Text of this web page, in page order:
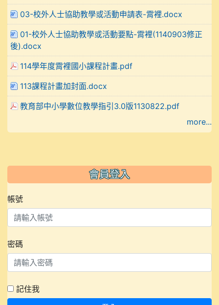
03-校外人士協助教學或活動申請表-霄裡.docx
01-校外人士協助教學或活動要點-霄裡(1140903修正
後).docx
114學年度霄裡國小課程計畫.pdf
113課程計畫加封面.docx
教育部中小學數位教學指引3.0版1130822.pdf
more...
會員登入
帳號
密碼
記住我